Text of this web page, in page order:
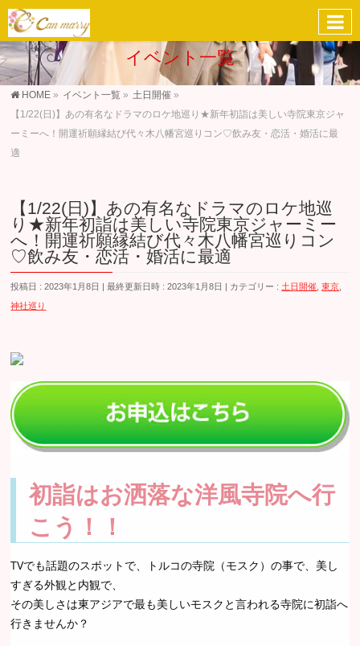
イベント一覧
HOME » イベント一覧 » 土日開催 »
【1/22(日)】あの有名なドラマのロケ地巡り★新年初詣は美しい寺院東京ジャ
ーミーへ！開運祈願縁結び代々木八幡宮巡りコン♡飲み友・恋活・婚活に最
適
【1/22(日)】あの有名なドラマのロケ地巡
り★新年初詣は美しい寺院東京ジャーミー
へ！開運祈願縁結び代々木八幡宮巡りコン
♡飲み友・恋活・婚活に最適
投稿日 : 2023年1月8日 最終更新日時 : 2023年1月8日 カテゴリー : 土日開催 ,東京
神社巡り
初詣はお洒落な洋風寺院へ行
こう！！
TVでも話題のスポットで、トルコの寺院（モスク）の事で、美し
すぎる外観と内観で、
その美しさは東アジアで最も美しいモスクと言われる寺院に初詣へ
行きませんか？